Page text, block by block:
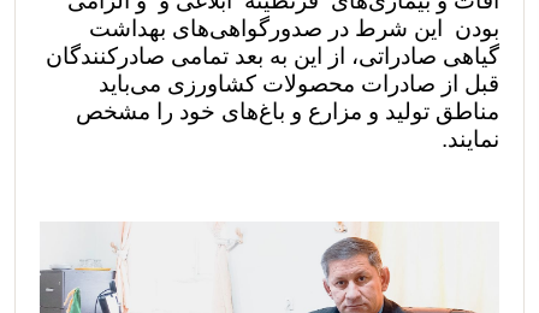
بودن این شرط در صدورگواهی‌های بهداشت
گیاهی صادراتی، از این به بعد تمامی صادرکنندگان
قبل از صادرات محصولات کشاورزی می‌باید
مناطق تولید و مزارع و باغ‌های خود را مشخص
نمایند.